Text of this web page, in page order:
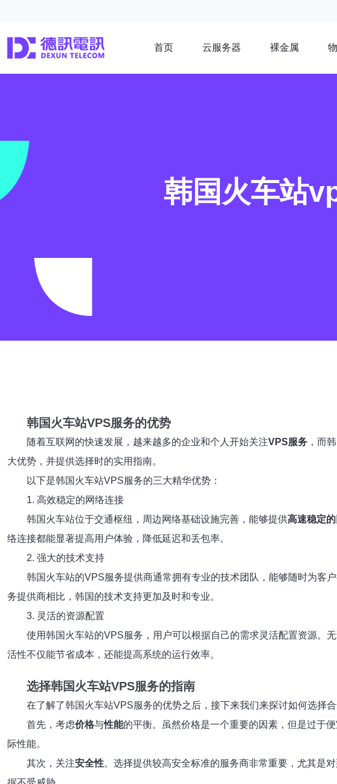
首页 云服务器 裸金属
韩国火车站
韩国火车站VPS服务的优势
随着互联网的快速发展，越来越多的企业和个人开始关注VPS服务 ，而
大优势，并提供选择时的实用指南。
以下是韩国火车站VPS服务的三大精华优势：
1. 高效稳定的网络连接
韩国火车站位于交通枢纽，周边网络基础设施完善，能够提供高速稳定
络连接都能显著提高用户体验，降低延迟和丢包率。
2. 强大的技术支持
韩国火车站的VPS服务提供商通常拥有专业的技术团队，能够随时为客
务提供商相比，韩国的技术支持更加及时和专业。
3. 灵活的资源配置
使用韩国火车站的VPS服务，用户可以根据自己的需求灵活配置资源。
活性不仅能节省成本，还能提高系统的运行效率。
选择韩国火车站VPS服务的指南
在了解了韩国火车站VPS服务的优势之后，接下来我们来探讨如何选择
首先，考虑价格与性能的平衡。虽然价格是一个重要的因素，但是过于
际性能。
其次，关注安全性。选择提供较高安全标准的服务商非常重要，尤其是